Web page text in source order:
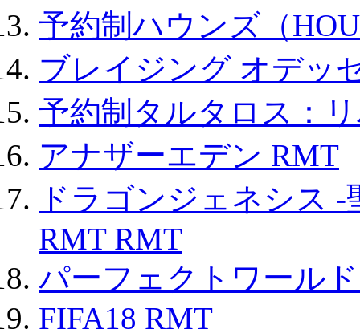
予約制ハウンズ（
ブレイジング オデッ
予約制タルタロス：
アナザーエデン RMT
ドラゴンジェネシス
RMT RMT
パーフェクトワール
FIFA18 RMT